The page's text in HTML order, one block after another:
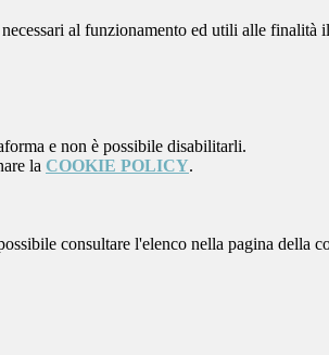
al funzionamento ed utili alle finalità
e non è possibile disabilitarli.
la COOKIE POLICY.
consultare l'elenco nella pagina della